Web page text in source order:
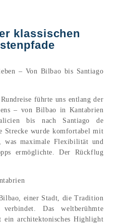
klassischen
– Von Bilbao bis Santiago
führte uns entlang der
– von Bilbao in Kantabrien
bis nach Santiago de
Strecke wurde komfortabel mit
was maximale Flexibilität und
ermöglichte. Der Rückflug
einer Stadt, die Tradition
Das weltberühmte
ein architektonisches Highlight